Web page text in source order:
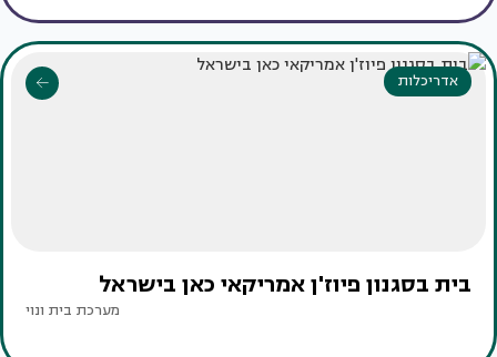
אדריכלות
בית בסגנון פיוז'ן אמריקאי כאן בישראל
מערכת בית ונוי